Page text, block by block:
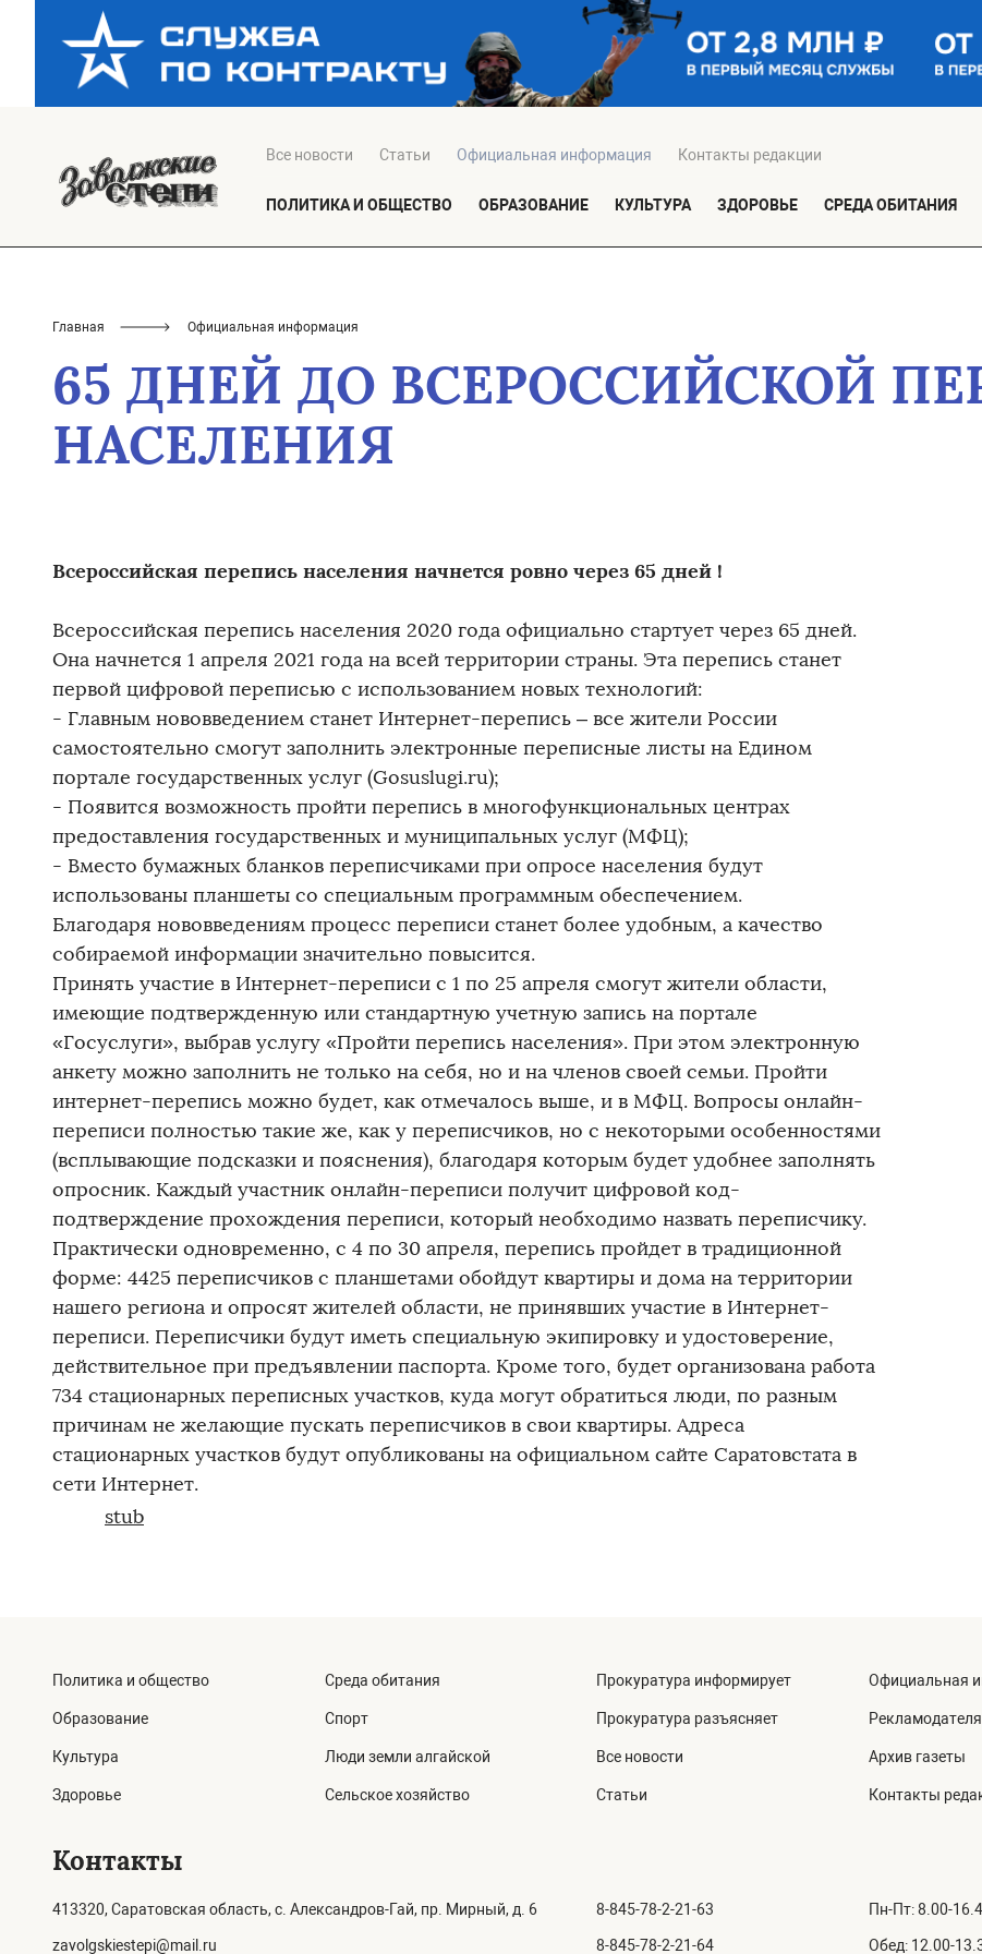
Все новости Статьи Официальная информация Контакты редакции
ПОЛИТИКА И ОБЩЕСТВО ОБРАЗОВАНИЕ КУЛЬТУРА ЗДОРОВЬЕ СРЕДА ОБИТАНИЯ
Главная Официальная информация
65 ДНЕЙ ДО ВСЕРОССИЙСКОЙ
НАСЕЛЕНИЯ
Всероссийская перепись населения начнется ровно через 65 дней !
Всероссийская перепись населения 2020 года официально стартует через 65 дней.
Она начнется 1 апреля 2021 года на всей территории страны. Эта перепись станет
первой цифровой переписью с использованием новых технологий:
- Главным нововведением станет Интернет-перепись – все жители России
самостоятельно смогут заполнить электронные переписные листы на Едином
портале государственных услуг (Gosuslugi.ru);
- Появится возможность пройти перепись в многофункциональных центрах
предоставления государственных и муниципальных услуг (МФЦ);
- Вместо бумажных бланков переписчиками при опросе населения будут
использованы планшеты со специальным программным обеспечением.
Благодаря нововведениям процесс переписи станет более удобным, а качество
собираемой информации значительно повысится.
Принять участие в Интернет-переписи с 1 по 25 апреля смогут жители области,
имеющие подтвержденную или стандартную учетную запись на портале
«Госуслуги», выбрав услугу «Пройти перепись населения». При этом электронную
анкету можно заполнить не только на себя, но и на членов своей семьи. Пройти
интернет-перепись можно будет, как отмечалось выше, и в МФЦ. Вопросы онлайн-
переписи полностью такие же, как у переписчиков, но с некоторыми особенностями
(всплывающие подсказки и пояснения), благодаря которым будет удобнее заполнять
опросник. Каждый участник онлайн-переписи получит цифровой код-
подтверждение прохождения переписи, который необходимо назвать переписчику.
Практически одновременно, с 4 по 30 апреля, перепись пройдет в традиционной
форме: 4425 переписчиков с планшетами обойдут квартиры и дома на территории
нашего региона и опросят жителей области, не принявших участие в Интернет-
переписи. Переписчики будут иметь специальную экипировку и удостоверение,
действительное при предъявлении паспорта. Кроме того, будет организована работа
734 стационарных переписных участков, куда могут обратиться люди, по разным
причинам не желающие пускать переписчиков в свои квартиры. Адреса
стационарных участков будут опубликованы на официальном сайте Саратовстата в
сети Интернет.
stub
Политика и общество
Образование
Культура
Здоровье
Среда обитания
Спорт
Люди земли алгайской
Сельское хозяйство
Прокуратура информирует
Прокуратура разъясняет
Все новости
Статьи
Официальная
Архив газеты
Контакты
Контакты
413320, Саратовская область, с. Александров-Гай, пр. Мирный, д. 6
zavolgskiestepi@mail.ru
8-845-78-2-21-63
8-845-78-2-21-64
Пн-Пт: 8.00-
Обед: 12.00-